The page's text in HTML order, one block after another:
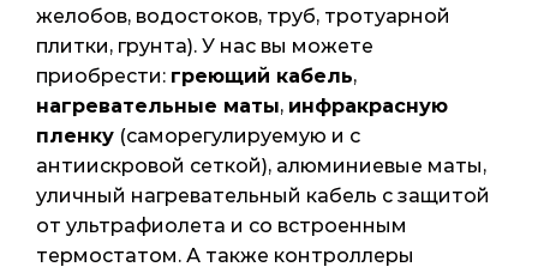
желобов, водостоков, труб, тротуарной
плитки, грунта). У нас вы можете
приобрести: греющий кабель,
нагревательные маты, инфракрасную
пленку (саморегулируемую и с
антиискровой сеткой), алюминиевые маты,
уличный нагревательный кабель с защитой
от ультрафиолета и со встроенным
термостатом. А также контроллеры